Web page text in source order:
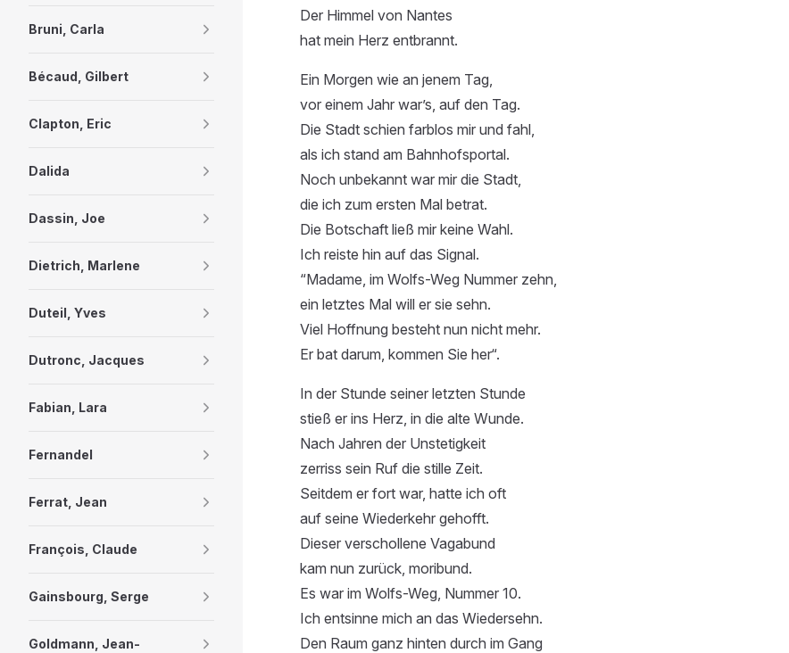
Bruni, Carla
Bécaud, Gilbert
Clapton, Eric
Dalida
Dassin, Joe
Dietrich, Marlene
Duteil, Yves
Dutronc, Jacques
Fabian, Lara
Fernandel
Ferrat, Jean
François, Claude
Gainsbourg, Serge
Goldmann, Jean-
Der Himmel von Nantes
hat mein Herz entbrannt.
Ein Morgen wie an jenem Tag,
vor einem Jahr war’s, auf den Tag.
Die Stadt schien farblos mir und fahl,
als ich stand am Bahnhofsportal.
Noch unbekannt war mir die Stadt,
die ich zum ersten Mal betrat.
Die Botschaft ließ mir keine Wahl.
Ich reiste hin auf das Signal.
“Madame, im Wolfs-Weg Nummer zehn,
ein letztes Mal will er sie sehn.
Viel Hoffnung besteht nun nicht mehr.
Er bat darum, kommen Sie her“.
In der Stunde seiner letzten Stunde
stieß er ins Herz, in die alte Wunde.
Nach Jahren der Unstetigkeit
zerriss sein Ruf die stille Zeit.
Seitdem er fort war, hatte ich oft
auf seine Wiederkehr gehofft.
Dieser verschollene Vagabund
kam nun zurück, moribund.
Es war im Wolfs-Weg, Nummer 10.
Ich entsinne mich an das Wiedersehn.
Den Raum ganz hinten durch im Gang